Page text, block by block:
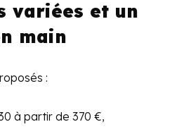
variées et un
main
:
à partir de 370 €,